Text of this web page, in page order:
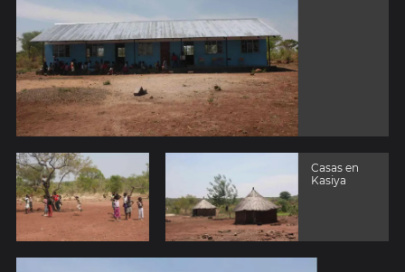
Casas en
Kasiya